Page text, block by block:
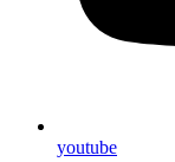
youtube